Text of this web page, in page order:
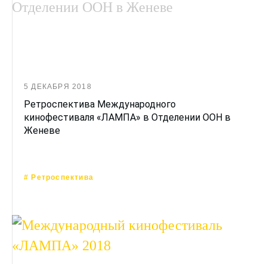
5 ДЕКАБРЯ 2018
Ретроспектива Международного
кинофестиваля «ЛАМПА» в Отделении ООН в
Женеве
# Ретроспектива
26 ОКТЯБРЯ 2018